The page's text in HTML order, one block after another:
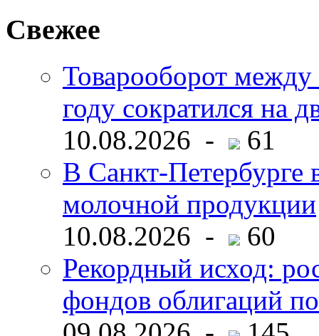
Свежее
Товарооборот
году сократился на
10.08.2026 -
61
В Санкт-Петербурге
молочной продукции
10.08.2026 -
60
Рекордный исход:
фондов облигаций